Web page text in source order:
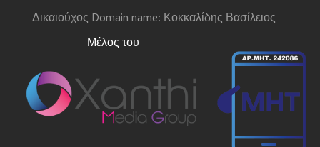
Δικαιούχος Domain name: Κοκκαλίδης Βασίλειος
Μέλος του